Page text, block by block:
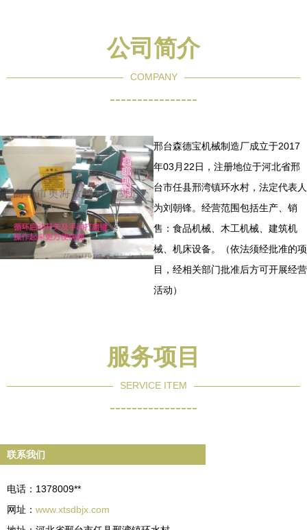
公司简介
COMPANY
----------------
邢台森德宝机械制造厂成立于2017
年03月22日，注册地位于河北省邢
台市任县邢湾镇环水村，法定代表人
为刘朝锋。经营范围包括生产、销
售：食品机械、木工机械、建筑机
械、机床设备。（依法须经批准的项
目，经相关部门批准后方可开展经营
活动）
服务项目
SERVICE ITEM
----------------
联系我们
电话：1378009**
网址： www.xtsdbjx.com